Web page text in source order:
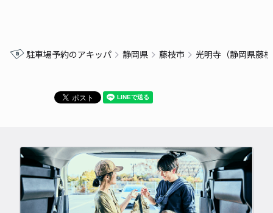
駐車場予約のアキッパ 静岡県 藤枝市 光明寺（静岡県藤